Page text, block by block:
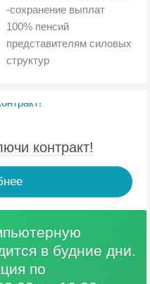
-сохранение выплат
100% пенсий
представителям силовых
структур
контракт!
в будние дни.
по